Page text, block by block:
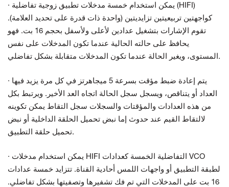
· يمكن استخدام خمسة مدخلات تطبيق زوجية تفاضلية (HIFI)
كواجهتين تربيعيتين تزايديتين (واحدة ذات قدرة على تحديد العلامة).
تقوم الإشارات بتشغيل عدادين لأعلى ولأسفل بحجم 16 بت. فهو
يحافظ على حالته الحالية عندما تكون المدخلات على نفس
المستوى، ويغير الحالة عندما تكون المدخلات متقابلة بشكل تفاضلي.
· يتم إعادة ضبط مؤقت بسرعة 5 ميجاهرتز في كل مرة يزيد فيها
العداد أو يتناقص، ويسجل سجل الحالة اتجاه العد الأخير. ويرتبط بكل
من هذه العدادات والمؤقتات والسجلات سجل التقاط يمكن تكوينه
لالتقاط القيم عند حدوث إما نبض تحميل الحلقة الداخلية أو نبض
تحميل حلقة التطبيق.
· يمكن استخدام مدخلات HIFI التفاضلية الخمسة كعدادات VCO
لطبقة التطبيق أو واجهات اللمس أحادية القناة. تتزايد خمسة عدادات
16 بت على المدخلات التي تم فك تشفيرها وتصفيتها بشكل تفاضلي.